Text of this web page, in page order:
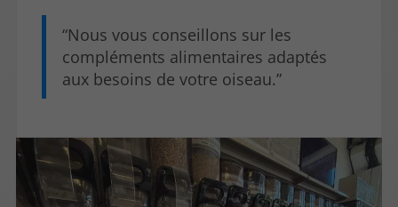
Nous vous conseillons sur les
compléments alimentaires adaptés
aux besoins de votre oiseau.